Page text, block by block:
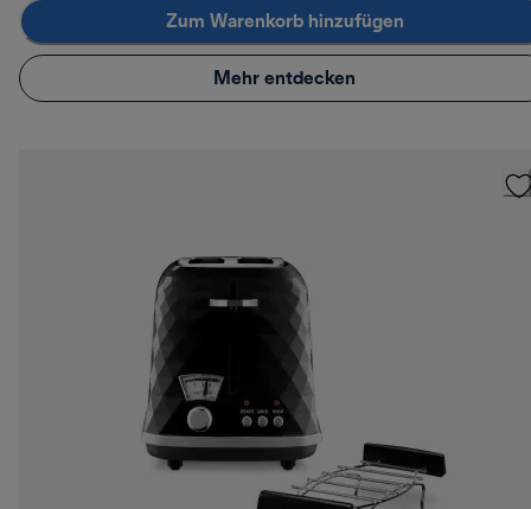
Zum Warenkorb hinzufügen
Mehr entdecken